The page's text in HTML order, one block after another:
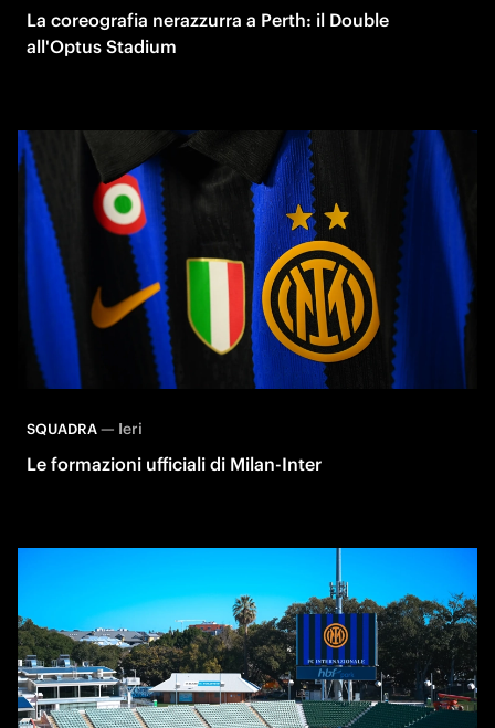
La coreografia nerazzurra a Perth: il Double
all'Optus Stadium
SQUADRA— Ieri
Le formazioni ufficiali di Milan-Inter